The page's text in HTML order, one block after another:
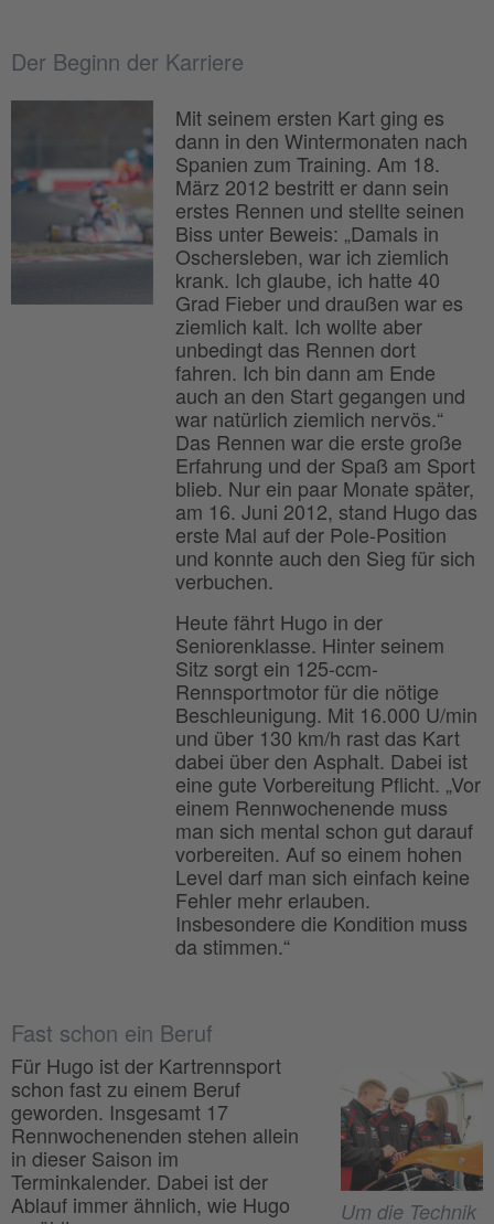
Der Beginn der Karriere
Mit seinem ersten Kart ging es
dann in den Wintermonaten nach
Spanien zum Training. Am 18.
März 2012 bestritt er dann sein
erstes Rennen und stellte seinen
Biss unter Beweis: „Damals in
Oschersleben, war ich ziemlich
krank. Ich glaube, ich hatte 40
Grad Fieber und draußen war es
ziemlich kalt. Ich wollte aber
unbedingt das Rennen dort
fahren. Ich bin dann am Ende
auch an den Start gegangen und
war natürlich ziemlich nervös.“
Das Rennen war die erste große
Erfahrung und der Spaß am Sport
blieb. Nur ein paar Monate später,
am 16. Juni 2012, stand Hugo das
erste Mal auf der Pole-Position
und konnte auch den Sieg für sich
verbuchen.
Heute fährt Hugo in der
Seniorenklasse. Hinter seinem
Sitz sorgt ein 125-ccm-
Rennsportmotor für die nötige
Beschleunigung. Mit 16.000 U/min
und über 130 km/h rast das Kart
dabei über den Asphalt. Dabei ist
eine gute Vorbereitung Pflicht. „Vor
einem Rennwochenende muss
man sich mental schon gut darauf
vorbereiten. Auf so einem hohen
Level darf man sich einfach keine
Fehler mehr erlauben.
Insbesondere die Kondition muss
da stimmen.“
Fast schon ein Beruf
Für Hugo ist der Kartrennsport
schon fast zu einem Beruf
geworden. Insgesamt 17
Rennwochenenden stehen allein
in dieser Saison im
Terminkalender. Dabei ist der
Ablauf immer ähnlich, wie Hugo
Um die Technik